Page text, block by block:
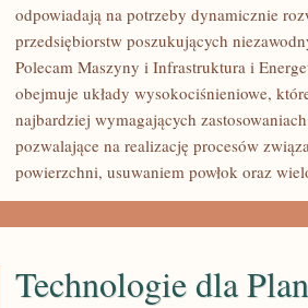
NORMYodpowiadają na potrzeby dynamicznie
przedsiębiorstw poszukujących
Polecam Maszyny i Infrastruktura i
obejmuje układy wysokociśnieniowe,
najbardziej wymagających
pozwalające na realizację procesów
powierzchni, usuwaniem powłok oraz
Technologie dla